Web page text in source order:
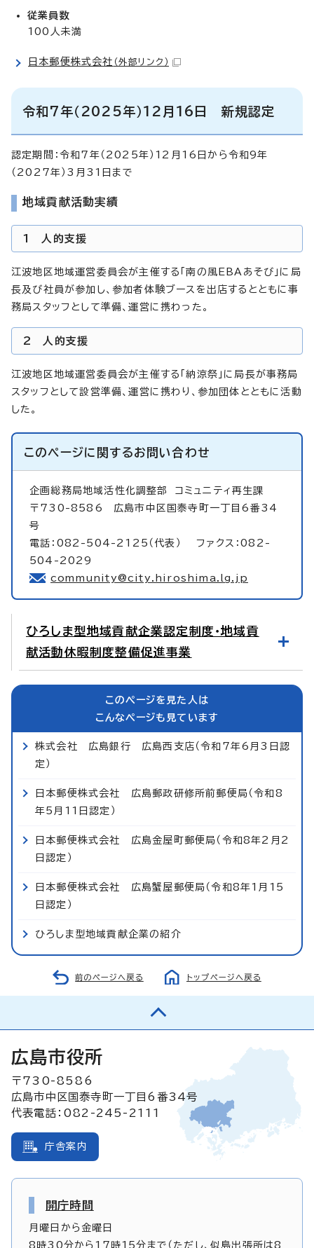
従業員数
100人未満
日本郵便株式会社 （外部リンク）
令和7年（2025年）12月16日 新規認定
認定期間：令和7年（2025年）12月16日から令和9年
（2027年）3月31日まで
地域貢献活動実績
1 人的支援
江波地区地域運営委員会が主催する「南の風EBAあそび」に局
長及び社員が参加し、参加者体験ブースを出店するとともに事
務局スタッフとして準備、運営に携わった。
2 人的支援
江波地区地域運営委員会が主催する「納涼祭」に局長が事務局
スタッフとして設営準備、運営に携わり、参加団体とともに活動
した。
このページに関するお問い合わせ
企画総務局地域活性化調整部 コミュニティ再生課
〒730-8586 広島市中区国泰寺町一丁目6番34
号
電話：082-504-2125（代表） ファクス：082-
504-2029
community@city.hiroshima.lg.jp
ひろしま型地域貢献企業認定制度・地域貢
献活動休暇制度整備促進事業
このページを見た人は
こんなページも見ています
株式会社 広島銀行 広島西支店（令和7年6月3日認
定）
日本郵便株式会社 広島郵政研修所前郵便局（令和8
年5月11日認定）
日本郵便株式会社 広島金屋町郵便局（令和8年2月2
日認定）
日本郵便株式会社 広島蟹屋郵便局（令和8年1月15
日認定）
ひろしま型地域貢献企業の紹介
前のページへ戻る トップページへ戻る
広島市役所
〒730-8586
広島市中区国泰寺町一丁目6番34号
代表電話：082-245-2111
庁舎案内
開庁時間
月曜日から金曜日
8時30分から17時15分まで（ただし、似島出張所は8